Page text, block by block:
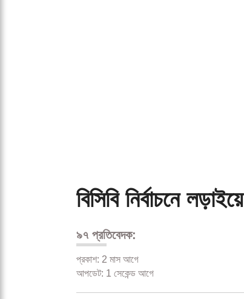
বিসিবি নির্বাচনে
৯৭ প্রতিবেদক:
প্রকাশ: 2 মাস আগে
আপডেট: 1 সেকেন্ড আগে